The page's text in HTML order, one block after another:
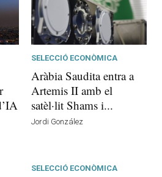
SELECCIÓ ECONÒMICA
Aràbia Saudita entra a
Artemis II amb el
satèl·lit Shams i...
Jordi González
SELECCIÓ ECONÒMICA